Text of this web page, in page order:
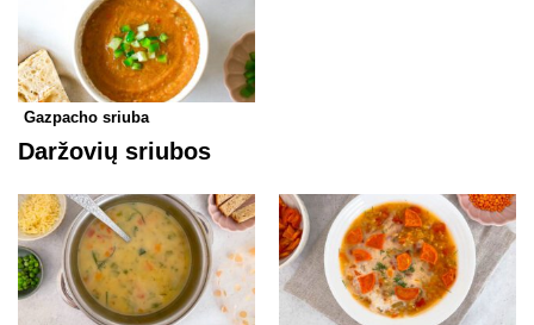
Gazpacho sriuba
Daržovių sriubos